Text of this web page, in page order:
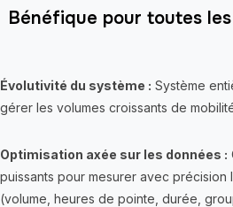
Bénéfique pour toutes
Évolutivité du système : Système
gérer les volumes croissants de
Optimisation axée sur les données :
puissants pour mesurer avec précision
(volume, heures de pointe, durée,